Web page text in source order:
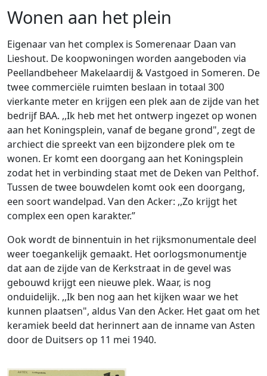
Wonen aan het plein
Eigenaar van het complex is Somerenaar Daan van
Lieshout. De koopwoningen worden aangeboden via
Peellandbeheer Makelaardij & Vastgoed in Someren. De
twee commerciële ruimten beslaan in totaal 300
vierkante meter en krijgen een plek aan de zijde van het
bedrijf BAA. ,,Ik heb met het ontwerp ingezet op wonen
aan het Koningsplein, vanaf de begane grond", zegt de
archiect die spreekt van een bijzondere plek om te
wonen. Er komt een doorgang aan het Koningsplein
zodat het in verbinding staat met de Deken van Pelthof.
Tussen de twee bouwdelen komt ook een doorgang,
een soort wandelpad. Van den Acker: ,,Zo krijgt het
complex een open karakter.”
Ook wordt de binnentuin in het rijksmonumentale deel
weer toegankelijk gemaakt. Het oorlogsmonumentje
dat aan de zijde van de Kerkstraat in de gevel was
gebouwd krijgt een nieuwe plek. Waar, is nog
onduidelijk. ,,Ik ben nog aan het kijken waar we het
kunnen plaatsen", aldus Van den Acker. Het gaat om het
keramiek beeld dat herinnert aan de inname van Asten
door de Duitsers op 11 mei 1940.